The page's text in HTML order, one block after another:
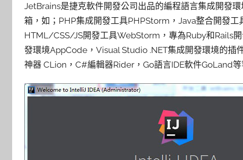
JetBrains是捷克軟件開發公司出品的編程語言集成開發
箱，如；PHP集成開發工具PHPStorm，Java整合開發
HTML/CSS/JS開發工具WebStorm，專為Ruby和Rails
發環境AppCode，Visual Studio .NET集成開發環境的插
神器 CLion，C#編輯器Rider，Go語言IDE軟件GoLand